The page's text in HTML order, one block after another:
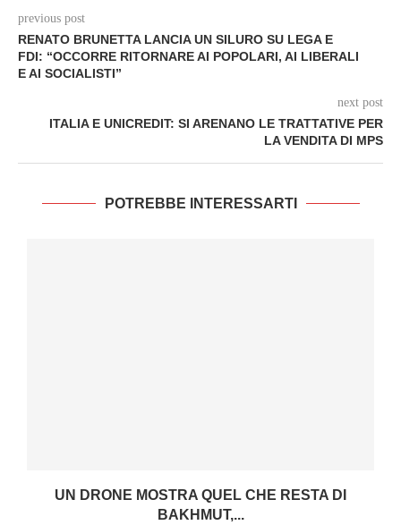
previous post
RENATO BRUNETTA LANCIA UN SILURO SU LEGA E
FDI: “OCCORRE RITORNARE AI POPOLARI, AI LIBERALI
E AI SOCIALISTI”
next post
ITALIA E UNICREDIT: SI ARENANO LE TRATTATIVE PER
LA VENDITA DI MPS
POTREBBE INTERESSARTI
UN DRONE MOSTRA QUEL CHE RESTA DI
BAKHMUT,...